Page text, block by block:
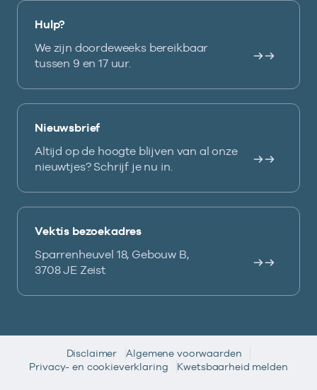
Hulp?
We zijn doordeweeks bereikbaar
tussen 9 en 17 uur.
Nieuwsbrief
Altijd op de hoogte blijven van al onze
nieuwtjes? Schrijf je nu in.
Vektis bezoekadres
Sparrenheuvel 18, Gebouw B,
3708 JE Zeist
Disclaimer
Algemene voorwaarden
Privacy- en cookieverklaring
Kwetsbaarheid melden